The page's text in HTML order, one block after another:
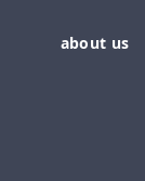
about us